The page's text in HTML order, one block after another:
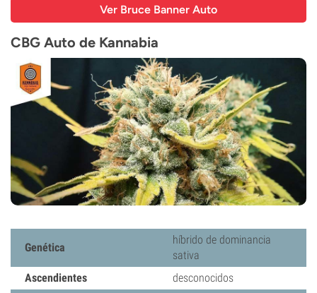
Ver Bruce Banner Auto
CBG Auto de Kannabia
Genética
híbrido de dominancia
sativa
Ascendientes
desconocidos